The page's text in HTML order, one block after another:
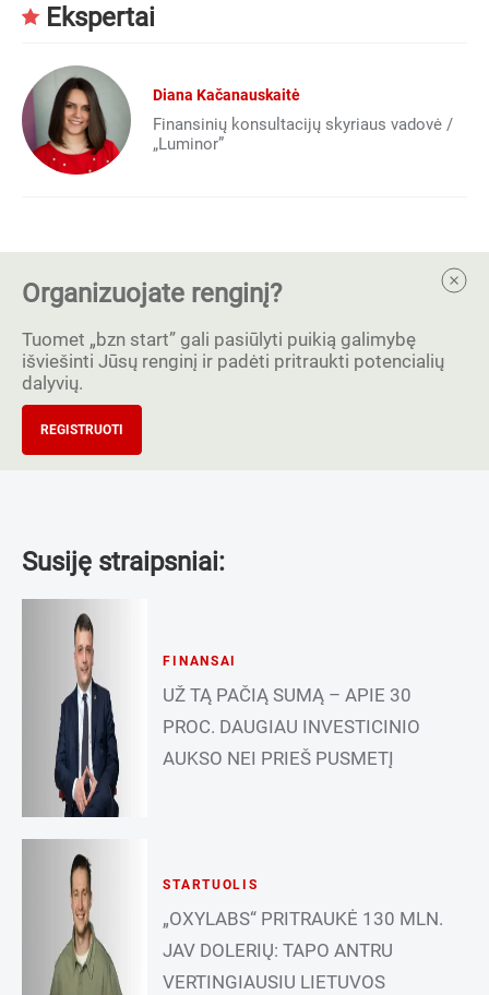
Ekspertai
Diana Kačanauskaitė
Finansinių konsultacijų skyriaus vadovė /
„Luminor”
Organizuojate renginį?
Tuomet „bzn start” gali pasiūlyti puikią galimybę
išviešinti Jūsų renginį ir padėti pritraukti potencialių
dalyvių.
REGISTRUOTI
Susiję straipsniai:
FINANSAI
UŽ TĄ PAČIĄ SUMĄ – APIE 30
PROC. DAUGIAU INVESTICINIO
AUKSO NEI PRIEŠ PUSMETĮ
STARTUOLIS
„OXYLABS“ PRITRAUKĖ 130 MLN.
JAV DOLERIŲ: TAPO ANTRU
VERTINGIAUSIU LIETUVOS